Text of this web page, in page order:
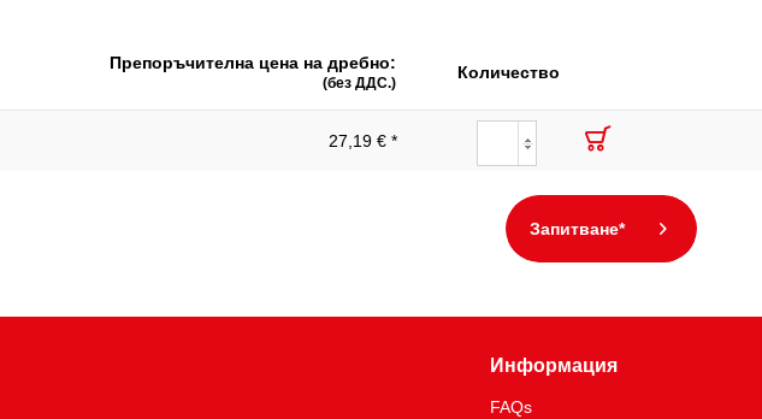
Препоръчителна цена на дребно:
(без ДДС.)
Количество
27,19 € *
Запитване*
Информация
FAQs